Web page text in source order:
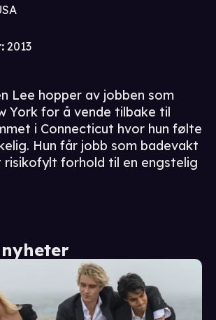
: 2013
Lee hopper av jobben som
York for å vende tilbake til
i Connecticut hvor hun følte
Hun får jobb som badevakt
risikofylt forhold til en engstelig